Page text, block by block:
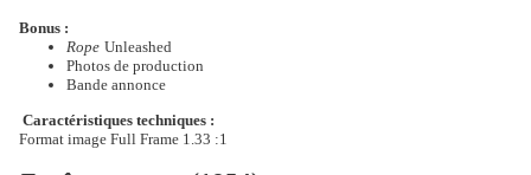
Bonus :
Rope Unleashed
Photos de production
Bande annonce
Caractéristiques techniques :
Format image Full Frame 1.33 :1